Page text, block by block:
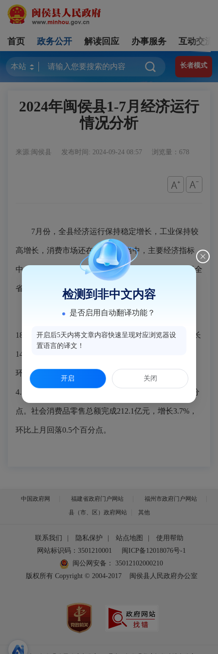
首页 政务公开 解读回应 办事服务 互动交流
长者模式
2024年闽侯县1-7月经济运行
情况分析
来源:闽侯县 发布时间: 2024-09-24 08:57 浏览量：678
7月份，全县经济运行保持稳定增长，工业保持较
高增长，消费市场还在缓慢恢复当中，主要经济指标
中，除社会消费品零售总额外，其他指标增幅均高于全
省水平。
规上工业产值增长17.5%，规上工业增加值增长
18.7%，环比上月回落0.3个百分点。固定资产投资增长
14.0%，环比上提高2.1个百分点；工业固投增长30%，
环比上月提高7.6个百分点。财政两项收入分别增长
4.3%和3.0%，增幅分别环比上月提高了0.9和0.4个百分
点。社会消费品零售总额完成212.1亿元，增长3.7%，
环比上月回落0.5个百分点。
中国政府网 福建省政府门户网站
福州市政府门户网站
县（市、区）政府网站
其他
联系我们 隐私保护 站点地图
使用帮助
网站标识码：3501210001
闽ICP备12018076号-1
闽公网安备：
35012102000210
版权所有 Copyright © 2004-2017
闽侯县人民政府办公室
检测到非中文内容
是否启用自动翻译功能？
开启后5天内将文章内容快速呈现对应浏览器设
置语言的译文！
开启 关闭